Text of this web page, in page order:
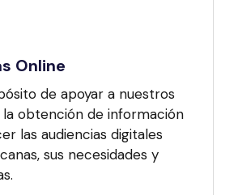
Online
de apoyar a nuestros
obtención de información
las audiencias digitales
sus necesidades y